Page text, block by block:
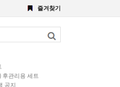
후관리용 세트
공지
즐겨찾기